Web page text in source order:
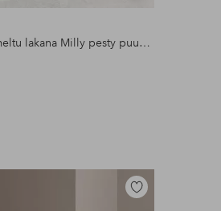
Muotoonommeltu lakana Milly pesty puuvilla
Lisää